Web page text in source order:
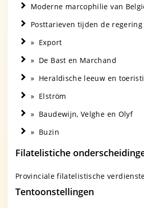
Moderne marcophilie van
Posttarieven tijden de
» Export
» De Bast en Marchand
» Heraldische leeuw en
» Elström
» Baudewijn, Velghe en Olyf
» Buzin
Filatelistiche
Provinciale filatelistische
Tentoonstellingen